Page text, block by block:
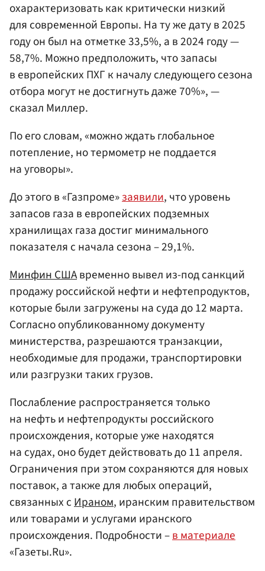
охарактеризовать как критически низкий
для современной Европы. На ту же дату в 2025
году он был на отметке 33,5%, а в 2024 году —
58,7%. Можно предположить, что запасы
в европейских ПХГ к началу следующего сезона
отбора могут не достигнуть даже 70%», —
сказал Миллер.
По его словам, «можно ждать глобальное
потепление, но термометр не поддается
на уговоры».
До этого в «Газпроме»заявили, что уровень
запасов газа в европейских подземных
хранилищах газа достиг минимального
показателя с начала сезона – 29,1%.
Минфин СШАвременно вывел из-под санкций
продажу российской нефти и нефтепродуктов,
которые были загружены на суда до 12 марта.
Согласно опубликованному документу
министерства, разрешаются транзакции,
необходимые для продажи, транспортировки
или разгрузки таких грузов.
Послабление распространяется только
на нефть и нефтепродукты российского
происхождения, которые уже находятся
на судах, оно будет действовать до 11 апреля.
Ограничения при этом сохраняются для новых
поставок, а также для любых операций,
связанных сИраном, иранским правительством
или товарами и услугами иранского
происхождения. Подробности –в материале
«Газеты.Ru».